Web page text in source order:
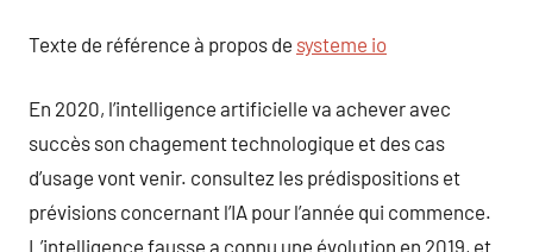
Texte de référence à propos de systeme io
En 2020, l’intelligence artificielle va achever avec
succès son chagement technologique et des cas
d’usage vont venir. consultez les prédispositions et
prévisions concernant l’IA pour l’année qui commence.
L’intelligence fausse a connu une évolution en 2019, et